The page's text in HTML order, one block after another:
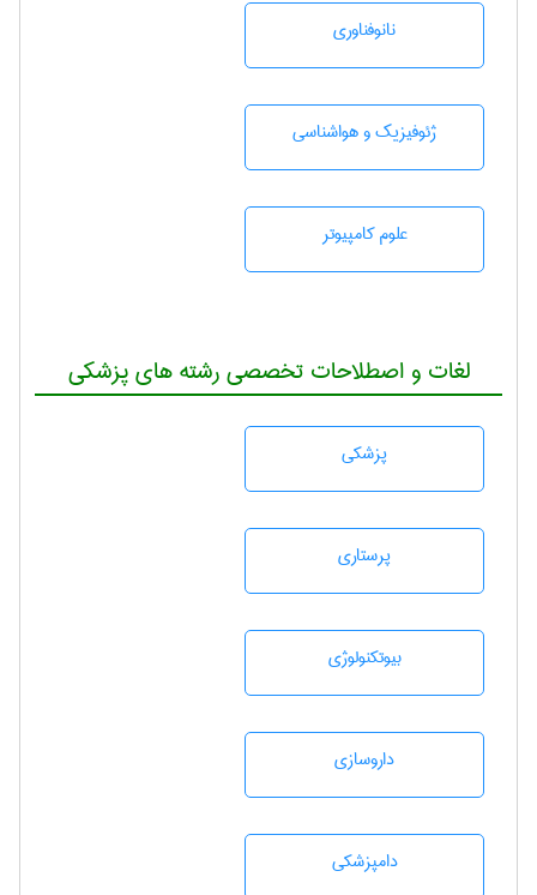
نانوفناوری
ژئوفيزيك و هواشناسی
علوم کامپیوتر
لغات و اصطلاحات تخصصی رشته های پزشکی
پزشكی
پرستاری
بيوتكنولوژی
داروسازی
دامپزشكی